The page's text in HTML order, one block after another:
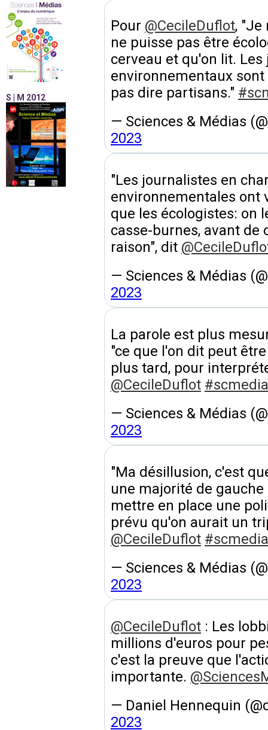
S | M 2012
Pour @CecileDuflot, "Je
ne puisse pas être
cerveau et qu'on lit.
environnementaux
pas dire partisans."
— Sciences & Médias
2023
"Les journalistes en
environnementales ont
que les écologistes: on
casse-burnes, avant
raison", dit
— Sciences & Médias
2023
La parole est plus
"ce que l'on dit peut
plus tard, pour
@CecileDuflot
— Sciences & Médias
2023
"Ma désillusion, c'est
une majorité de
mettre en place une
prévu qu'on aurait un
@CecileDuflot
— Sciences & Médias
2023
@CecileDuflot : Les
millions d'euros pour
c'est la preuve que
importante.
— Daniel Hennequin
2023